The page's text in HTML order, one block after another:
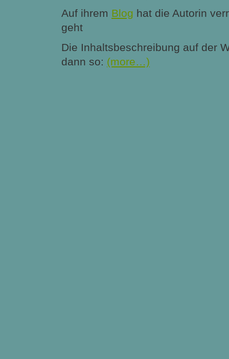
Auf ihrem Blog hat die Autorin
geht
Die Inhaltsbeschreibung auf der
dann so: (more…)